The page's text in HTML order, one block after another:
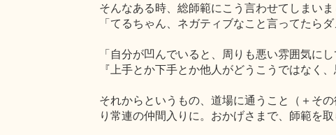
そんなある時、総師範にこう言わせてしまいま
「てるちゃん、ネガティブなこと言ってたら
「自分が凹んでいると、周りも悪い雰囲気に
『上手とか下手とか他人がどうこうではなく
それからというもの、道場に通うこと（＋そ
り常連の仲間入りに。おかげさまで、師範を